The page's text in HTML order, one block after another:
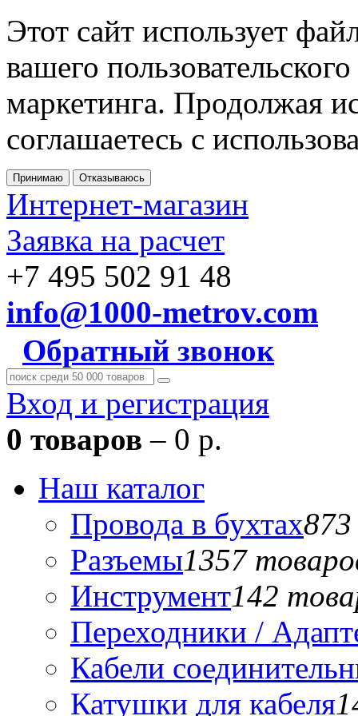
Этот сайт использует
вашего
маркетинга. Продолжая
соглашаетесь с
Принимаю Отказываюсь
Интернет-магазин
Заявка на расчет
+7 495 502 91 48
info@1000-metrov.com
Обратный звонок
Вход и регистрация
0 товаров – 0 р.
Наш каталог
Провода в бухтах
Разъемы1357
Инструмент142
Переходники /
Кабели
Катушки для кабеля